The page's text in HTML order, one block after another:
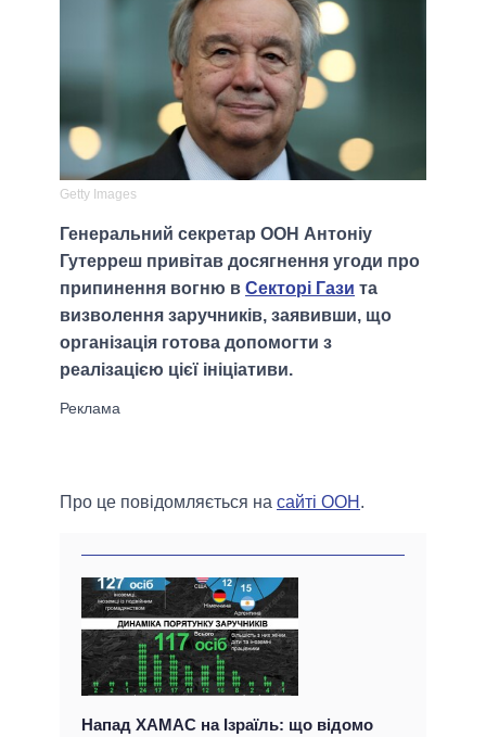
Getty Images
Генеральний секретар ООН Антоніу
Гутерреш привітав досягнення угоди про
припинення вогню в Секторі Гази та
визволення заручників, заявивши, що
організація готова допомогти з
реалізацією цієї ініціативи.
Про це повідомляється на сайті ООН .
Напад ХАМАС на Ізраїль: що відомо